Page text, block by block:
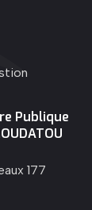
Publique
177